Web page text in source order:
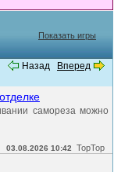
Показать игры
Назад Вперед
самореза можно
03.08.2026 10:42 TopTop